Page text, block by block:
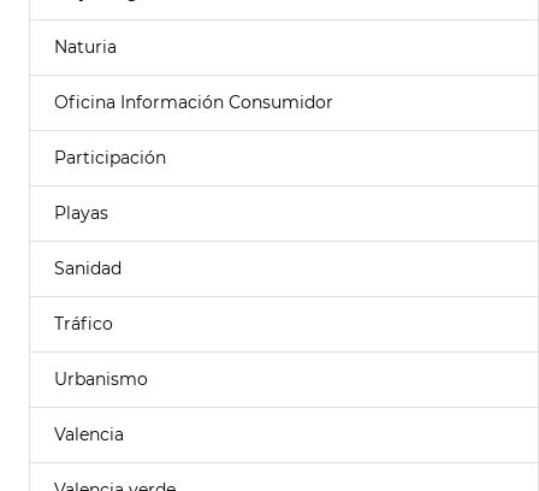
Naturia
Oficina Información Consumidor
Participación
Playas
Sanidad
Tráfico
Urbanismo
Valencia